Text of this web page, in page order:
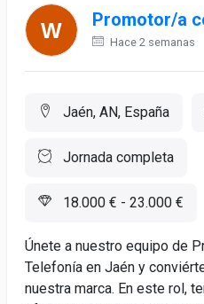
Promotor/a
Hace 2 semanas
Jaén, AN, España
Jornada completa
18.000 € - 23.000 €
Únete a nuestro equipo de
Telefonía en Jaén y
nuestra marca. En este rol,